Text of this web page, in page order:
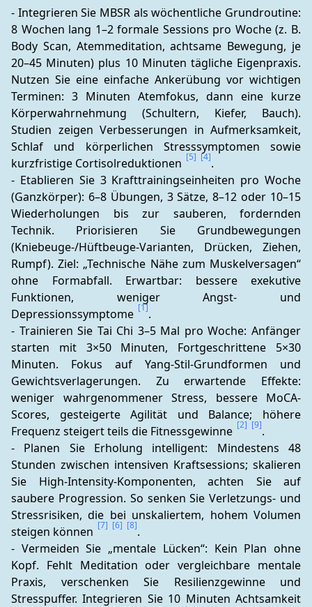
- Integrieren Sie MBSR als wöchentliche Grundroutine:
8 Wochen lang 1–2 formale Sessions pro Woche (z. B.
Body Scan, Atemmeditation, achtsame Bewegung, je
20–45 Minuten) plus 10 Minuten tägliche Eigenpraxis.
Nutzen Sie eine einfache Ankerübung vor wichtigen
Terminen: 3 Minuten Atemfokus, dann eine kurze
Körperwahrnehmung (Schultern, Kiefer, Bauch).
Studien zeigen Verbesserungen in Aufmerksamkeit,
Schlaf und körperlichen Stresssymptomen sowie
kurzfristige Cortisolreduktionen [5] [4].
- Etablieren Sie 3 Krafttrainingseinheiten pro Woche
(Ganzkörper): 6–8 Übungen, 3 Sätze, 8–12 oder 10–15
Wiederholungen bis zur sauberen, fordernden
Technik. Priorisieren Sie Grundbewegungen
(Kniebeuge-/Hüftbeuge-Varianten, Drücken, Ziehen,
Rumpf). Ziel: „Technische Nähe zum Muskelversagen“
ohne Formabfall. Erwartbar: bessere exekutive
Funktionen, weniger Angst- und
Depressionssymptome [1].
- Trainieren Sie Tai Chi 3–5 Mal pro Woche: Anfänger
starten mit 3×50 Minuten, Fortgeschrittene 5×30
Minuten. Fokus auf Yang-Stil-Grundformen und
Gewichtsverlagerungen. Zu erwartende Effekte:
weniger wahrgenommener Stress, bessere MoCA-
Scores, gesteigerte Agilität und Balance; höhere
Frequenz steigert teils die Fitnessgewinne [2] [9].
- Planen Sie Erholung intelligent: Mindestens 48
Stunden zwischen intensiven Kraftsessions; skalieren
Sie High-Intensity-Komponenten, achten Sie auf
saubere Progression. So senken Sie Verletzungs- und
Stressrisiken, die bei unskaliertem, hohem Volumen
steigen können [7] [6] [8].
- Vermeiden Sie „mentale Lücken“: Kein Plan ohne
Kopf. Fehlt Meditation oder vergleichbare mentale
Praxis, verschenken Sie Resilienzgewinne und
Stresspuffer. Integrieren Sie 10 Minuten Achtsamkeit